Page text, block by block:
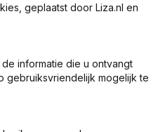
geplaatst door Liza.nl en
informatie die u ontvangt
gebruiksvriendelijk mogelijk te